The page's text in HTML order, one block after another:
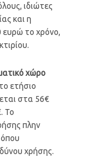
ιδιώτες
και η
ευρώ το χρόνο,
χώρο
ετήσιο
στα 56€
Το
πλην
όπου
χρήσης.